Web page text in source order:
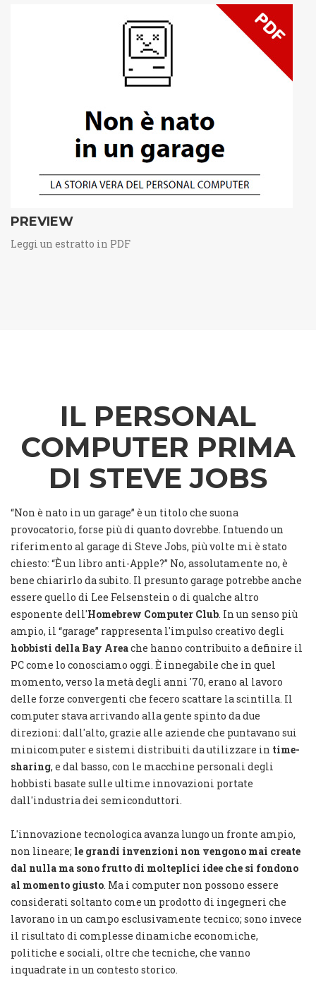
PREVIEW
Leggi un estratto in PDF
IL PERSONAL
COMPUTER PRIMA
DI STEVE JOBS
“Non è nato in un garage” è un titolo che suona
provocatorio, forse più di quanto dovrebbe. Intuendo un
riferimento al garage di Steve Jobs, più volte mi è stato
chiesto: “È un libro anti-Apple?” No, assolutamente no, è
bene chiarirlo da subito. Il presunto garage potrebbe anche
essere quello di Lee Felsenstein o di qualche altro
esponente dell'Homebrew Computer Club. In un senso più
ampio, il “garage” rappresenta l'impulso creativo degli
hobbisti della Bay Areache hanno contribuito a definire il
PC come lo conosciamo oggi. È innegabile che in quel
momento, verso la metà degli anni '70, erano al lavoro
delle forze convergenti che fecero scattare la scintilla. Il
computer stava arrivando alla gente spinto da due
direzioni: dall'alto, grazie alle aziende che puntavano sui
minicomputer e sistemi distribuiti da utilizzare in time-
sharing, e dal basso, con le macchine personali degli
hobbisti basate sulle ultime innovazioni portate
dall'industria dei semiconduttori.
L'innovazione tecnologica avanza lungo un fronte ampio,
non lineare; le grandi invenzioni non vengono mai create
dal nulla ma sono frutto di molteplici idee che si fondono
al momento giusto. Ma i computer non possono essere
considerati soltanto come un prodotto di ingegneri che
lavorano in un campo esclusivamente tecnico; sono invece
il risultato di complesse dinamiche economiche,
politiche e sociali, oltre che tecniche, che vanno
inquadrate in un contesto storico.